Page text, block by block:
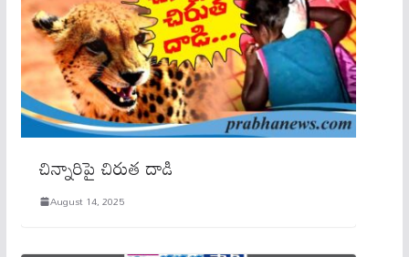
చిన్నారిపై చిరుత దాడి
August 14, 2025